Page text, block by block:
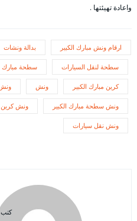
واعادة تهيئتها .
ارقام ونش مبارك الكبير بدالة ونشات
سطحة لنقل السيارات سطحة مبارك
كرين مبارك الكبير ونش ونش
ونش سطحة مبارك الكبير ونش كرين
ونش نقل سيارات